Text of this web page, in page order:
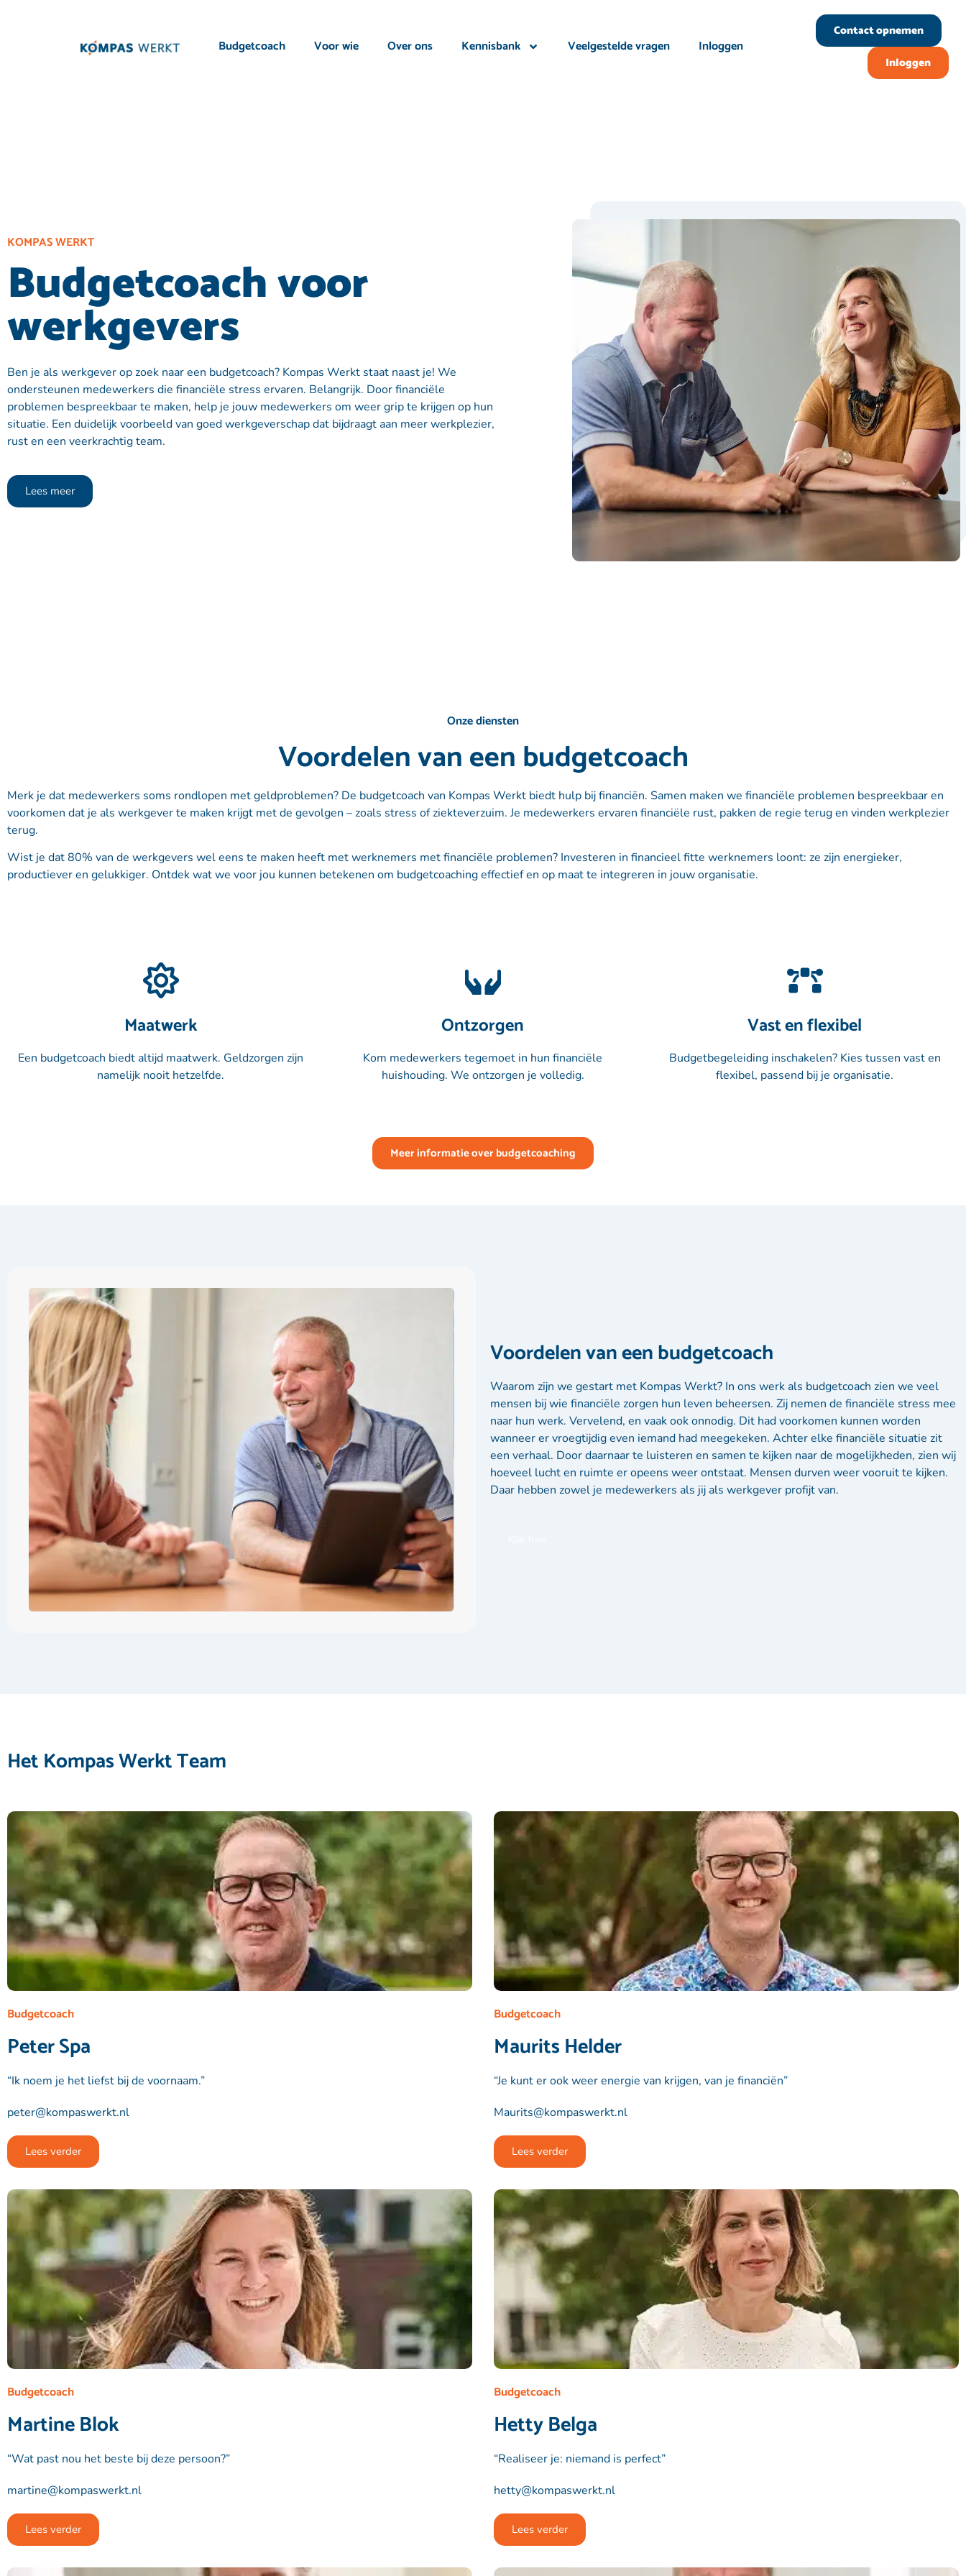
Budgetcoach Voor wie Over ons Kennisbank Veelgestelde vragen Inloggen
Contact opnemen
Inloggen
KOMPAS WERKT
Budgetcoach voor
werkgevers
Ben je als werkgever op zoek naar een budgetcoach? Kompas Werkt staat naast je! We
ondersteunen medewerkers die financiële stress ervaren. Belangrijk. Door financiële
problemen bespreekbaar te maken, help je jouw medewerkers om weer grip te krijgen op hun
situatie. Een duidelijk voorbeeld van goed werkgeverschap dat bijdraagt aan meer werkplezier,
rust en een veerkrachtig team.
Lees meer
Onze diensten
Voordelen van een budgetcoach
Merk je dat medewerkers soms rondlopen met geldproblemen? De budgetcoach van Kompas Werkt biedt hulp bij financiën. Samen maken we financiële problemen bespreekbaar en
voorkomen dat je als werkgever te maken krijgt met de gevolgen – zoals stress of ziekteverzuim. Je medewerkers ervaren financiële rust, pakken de regie terug en vinden werkplezier
terug.
Wist je dat 80% van de werkgevers wel eens te maken heeft met werknemers met financiële problemen? Investeren in financieel fitte werknemers loont: ze zijn energieker,
productiever en gelukkiger. Ontdek wat we voor jou kunnen betekenen om budgetcoaching effectief en op maat te integreren in jouw organisatie.
Maatwerk
Een budgetcoach biedt altijd maatwerk. Geldzorgen zijn
namelijk nooit hetzelfde.
Ontzorgen
Kom medewerkers tegemoet in hun financiële
huishouding. We ontzorgen je volledig.
Vast en flexibel
Budgetbegeleiding inschakelen? Kies tussen vast en
flexibel, passend bij je organisatie.
Meer informatie over budgetcoaching
Voordelen van een budgetcoach
Waarom zijn we gestart met Kompas Werkt? In ons werk als budgetcoach zien we veel
mensen bij wie financiële zorgen hun leven beheersen. Zij nemen de financiële stress mee
naar hun werk. Vervelend, en vaak ook onnodig. Dit had voorkomen kunnen worden
wanneer er vroegtijdig even iemand had meegekeken. Achter elke financiële situatie zit
een verhaal. Door daarnaar te luisteren en samen te kijken naar de mogelijkheden, zien wij
hoeveel lucht en ruimte er opeens weer ontstaat. Mensen durven weer vooruit te kijken.
Daar hebben zowel je medewerkers als jij als werkgever profijt van.
Het Kompas Werkt Team
Budgetcoach
Peter Spa
“Ik noem je het liefst bij de voornaam.”
peter@kompaswerkt.nl
Lees verder
Budgetcoach
Maurits Helder
“Je kunt er ook weer energie van krijgen, van je financiën”
Maurits@kompaswerkt.nl
Lees verder
Budgetcoach
Martine Blok
“Wat past nou het beste bij deze persoon?”
martine@kompaswerkt.nl
Lees verder
Budgetcoach
Hetty Belga
“Realiseer je: niemand is perfect”
hetty@kompaswerkt.nl
Lees verder